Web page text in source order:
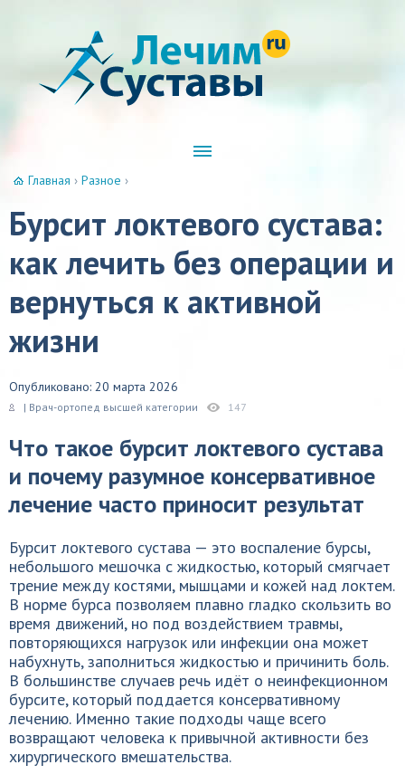
Главная › Разное ›
Бурсит локтевого сустава:
как лечить без операции и
вернуться к активной
жизни
Опубликовано: 20 марта 2026
| Врач-ортопед высшей категории 147
Что такое бурсит локтевого сустава
и почему разумное консервативное
лечение часто приносит результат
Бурсит локтевого сустава — это воспаление бурсы,
небольшого мешочка с жидкостью, который смягчает
трение между костями, мышцами и кожей над локтем.
В норме бурса позволяем плавно гладко скользить во
время движений, но под воздействием травмы,
повторяющихся нагрузок или инфекции она может
набухнуть, заполниться жидкостью и причинить боль.
В большинстве случаев речь идёт о неинфекционном
бурсите, который поддается консервативному
лечению. Именно такие подходы чаще всего
возвращают человека к привычной активности без
хирургического вмешательства.